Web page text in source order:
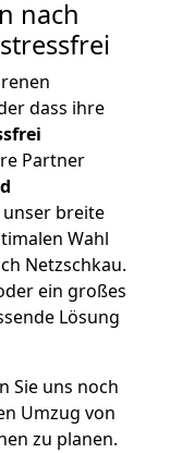
nach
dass ihre
Partner
breite
Wahl
Netzschkau.
ein großes
Lösung
Sie uns noch
Umzug von
zu planen.